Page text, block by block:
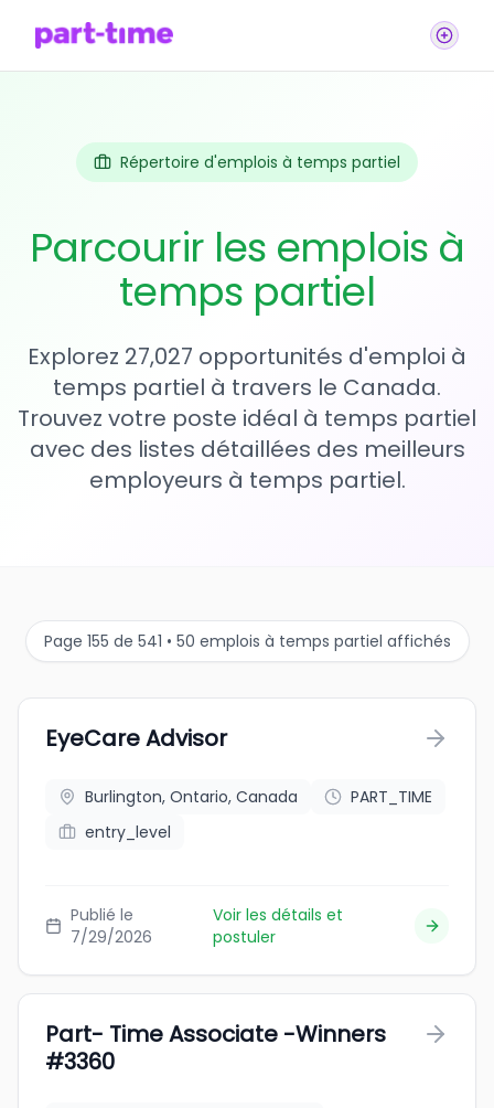
Répertoire d'emplois à temps partiel
Parcourir les emplois à
temps partiel
Explorez 27,027 opportunités d'emploi à
temps partiel à travers le Canada.
Trouvez votre poste idéal à temps partiel
avec des listes détaillées des meilleurs
employeurs à temps partiel.
Page 155 de 541 • 50 emplois à temps partiel affichés
EyeCare Advisor
Burlington, Ontario, Canada
PART_TIME
entry_level
Publié le
7/29/2026
Voir les détails et
postuler
Part- Time Associate -Winners
#3360